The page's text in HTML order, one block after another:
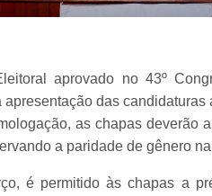
aprovado no 43º
das
as chapas deverão
a paridade de gênero
é permitido às chapas a